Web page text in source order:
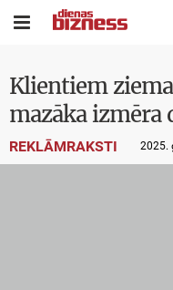

Klientiem
mazāka izmēra
REKLĀMRAKSTI 2025.